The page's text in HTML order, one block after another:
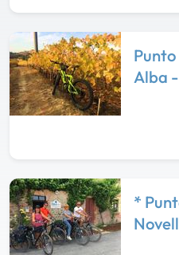
Alba
*